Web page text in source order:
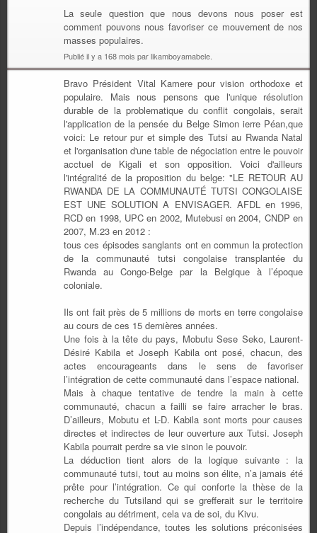
La seule question que nous devons nous poser est
comment pouvons nous favoriser ce mouvement de nos
masses populaires.
Publié il y a 168 mois par likamboyamabele.
Bravo Président Vital Kamere pour vision orthodoxe et
populaire. Mais nous pensons que l'unique résolution
durable de la problematique du conflit congolais, serait
l'application de la pensée du Belge Simon ierre Péan,que
voici: Le retour pur et simple des Tutsi au Rwanda Natal
et l'organisation d'une table de négociation entre le pouvoir
acctuel de Kigali et son opposition. Voici d'ailleurs
l'intégralité de la proposition du belge: "LE RETOUR AU
RWANDA DE LA COMMUNAUTÉ TUTSI CONGOLAISE
EST UNE SOLUTION A ENVISAGER. AFDL en 1996,
RCD en 1998, UPC en 2002, Mutebusi en 2004, CNDP en
2007, M.23 en 2012 :
tous ces épisodes sanglants ont en commun la protection
de la communauté tutsi congolaise transplantée du
Rwanda au Congo-Belge par la Belgique à l’époque
coloniale.
Ils ont fait près de 5 millions de morts en terre congolaise
au cours de ces 15 dernières années.
Une fois à la tête du pays, Mobutu Sese Seko, Laurent-
Désiré Kabila et Joseph Kabila ont posé, chacun, des
actes encourageants dans le sens de favoriser
l’intégration de cette communauté dans l’espace national.
Mais à chaque tentative de tendre la main à cette
communauté, chacun a failli se faire arracher le bras.
D’ailleurs, Mobutu et L-D. Kabila sont morts pour causes
directes et indirectes de leur ouverture aux Tutsi. Joseph
Kabila pourrait perdre sa vie sinon le pouvoir.
La déduction tient alors de la logique suivante : la
communauté tutsi, tout au moins son élite, n’a jamais été
prête pour l’intégration. Ce qui conforte la thèse de la
recherche du Tutsiland qui se grefferait sur le territoire
congolais au détriment, cela va de soi, du Kivu.
Depuis l’indépendance, toutes les solutions préconisées